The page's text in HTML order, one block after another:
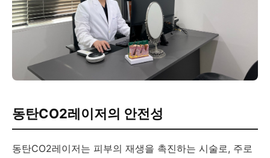
동탄CO2레이저의 안전성
동탄CO2레이저는 피부의 재생을 촉진하는 시술로, 주로